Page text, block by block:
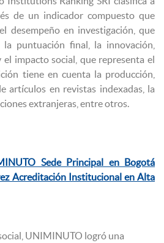
de un indicador compuesto que
desempeño en investigación, que
puntuación final, la innovación,
impacto social, que representa el
tiene en cuenta la producción,
artículos en revistas indexadas, la
extranjeras, entre otros.
Sede Principal en Bogotá
Acreditación Institucional en Alta
UNIMINUTO logró una